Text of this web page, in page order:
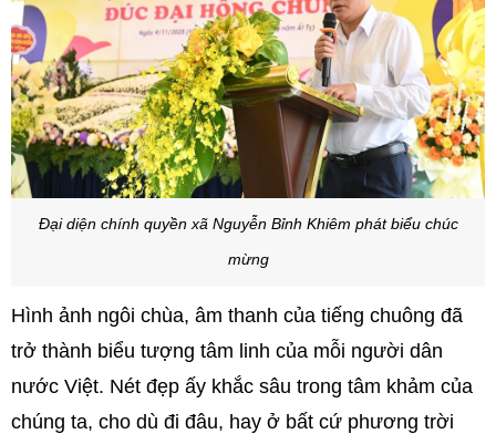
Đại diện chính quyền xã Nguyễn Bỉnh Khiêm phát biểu chúc
mừng
Hình ảnh ngôi chùa, âm thanh của tiếng chuông đã
trở thành biểu tượng tâm linh của mỗi người dân
nước Việt. Nét đẹp ấy khắc sâu trong tâm khảm của
chúng ta, cho dù đi đâu, hay ở bất cứ phương trời